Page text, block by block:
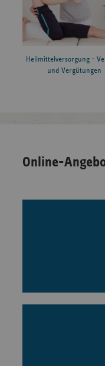
Heilmittelversorgung –
und Vergütungen
Online-